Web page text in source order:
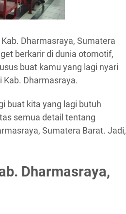
Dharmasraya, Sumatera
berkarir di dunia otomotif,
buat kamu yang lagi nyari
Dharmasraya.
buat kita yang lagi butuh
semua detail tentang
Sumatera Barat. Jadi,
Dharmasraya,